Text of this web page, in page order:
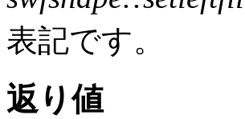
表記です。
返り値